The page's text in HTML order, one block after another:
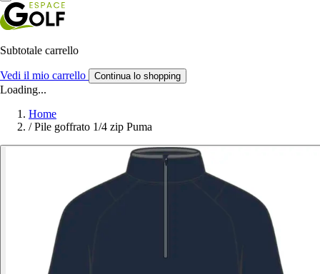
Subtotale carrello
Vedi il mio carrello Continua lo shopping
Loading...
Home
/ Pile goffrato 1/4 zip Puma